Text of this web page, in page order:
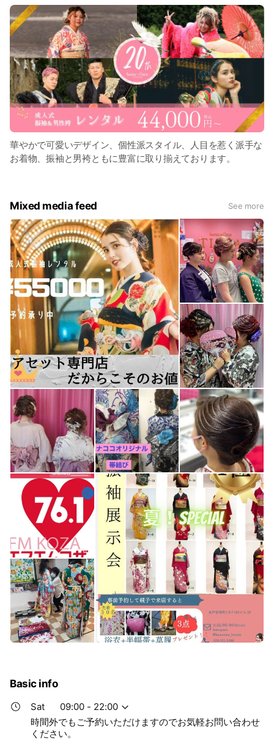
華やかで可愛いデザイン、個性派スタイル、人目を惹く派手な
お着物、振袖と男袴ともに豊富に取り揃えております。
Mixed media feed See more
Basic info
Sat
09:00 - 22:00
時間外でもご予約いただけますのでお気軽お問い合わせ
ください。